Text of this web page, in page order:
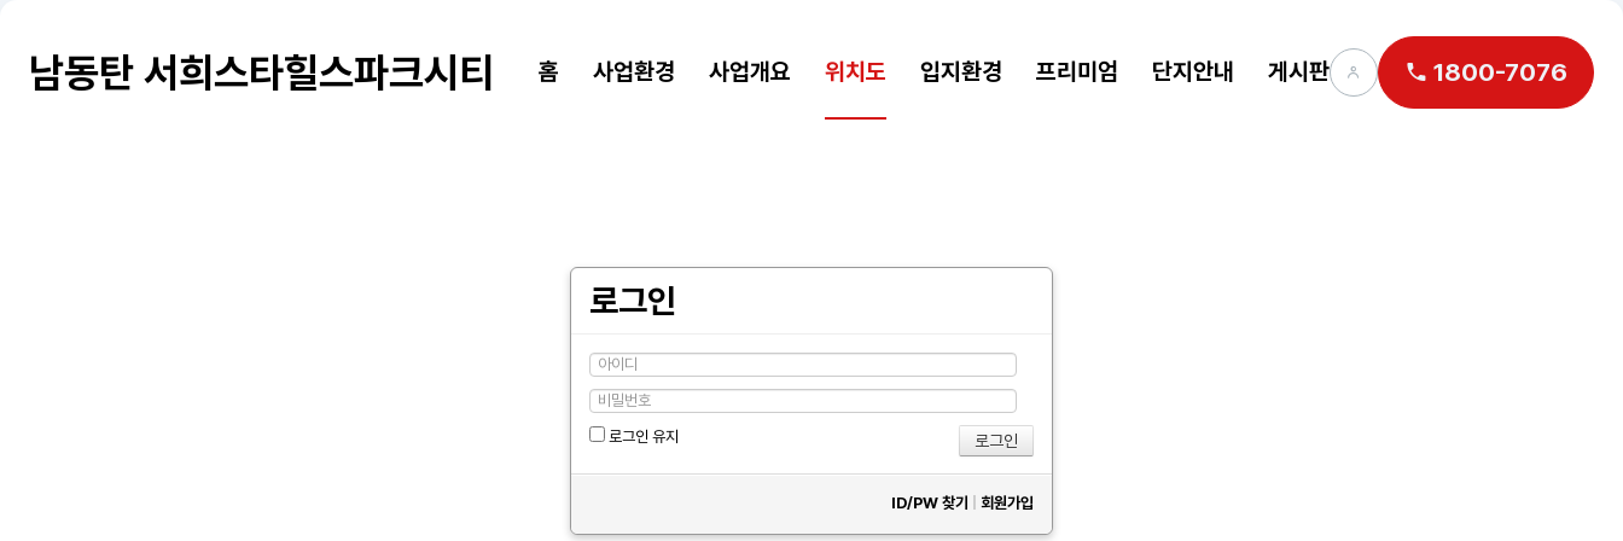
남동탄 서희스타힐스파크시티 홈 사업환경 사업개요 위치도 입지환경 프리미엄 단지안내 게시판 1800-7076
로그인
로그인 유지
ID/PW 찾기 회원가입